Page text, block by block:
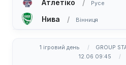
Атлетіко Русе
Нива Вінниця
1 ігровий день GROUP
12.06 09:45